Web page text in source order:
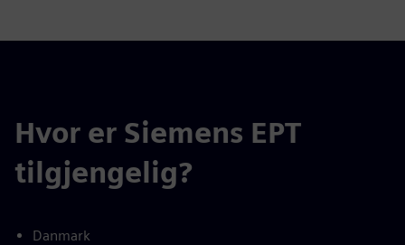
Hvor er Siemens EPT
tilgjengelig?
Danmark